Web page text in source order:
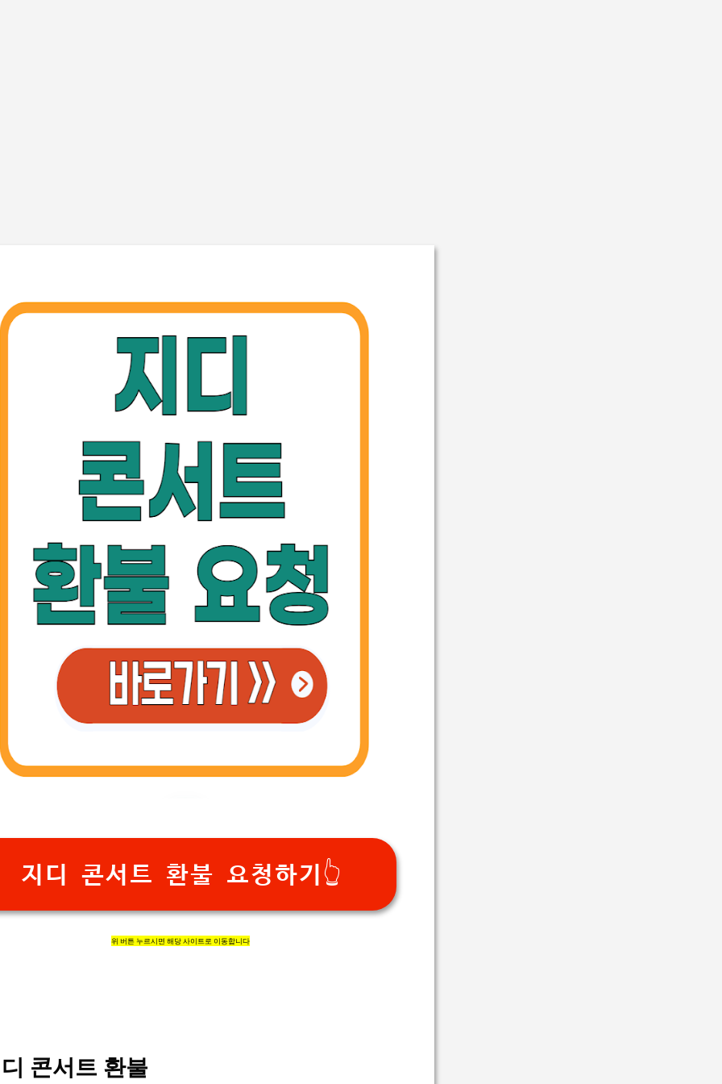
지디 콘서트 환불 요청하기👆
위 버튼 누르시면 해당 사이트로 이동합니다
콘서트 환불